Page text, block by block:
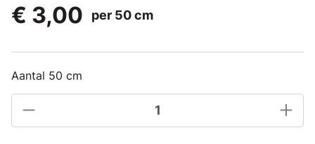
€ 3,00
per 50 cm
Aantal 50 cm